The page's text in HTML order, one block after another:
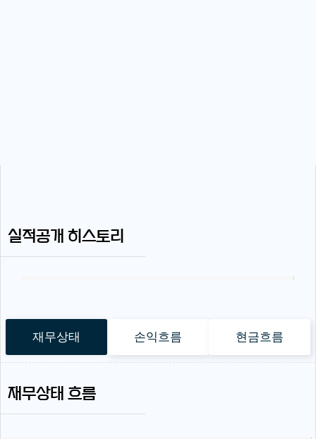
실적공개 히스토리
재무상태 손익흐름 현금흐름
재무상태 흐름